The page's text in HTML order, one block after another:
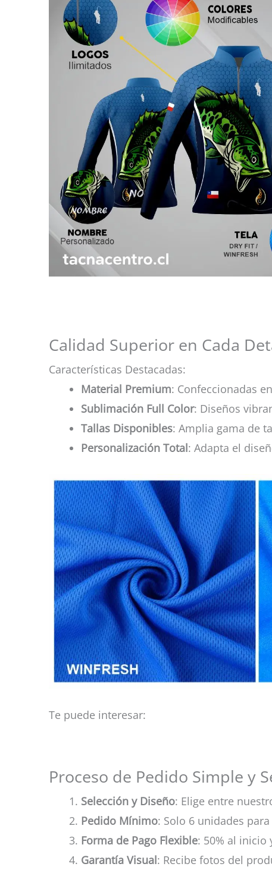
Calidad Superior en Cada
Características Destacadas:
Material Premium: Confeccionadas
Sublimación Full Color: Diseños
Tallas Disponibles: Amplia gama de
Personalización Total: Adapta el
Te puede interesar:
Proceso de Pedido Simple y
Selección y Diseño: Elige entre
Pedido Mínimo: Solo 6 unidades
Forma de Pago Flexible: 50% al inicio
Garantía Visual: Recibe fotos del